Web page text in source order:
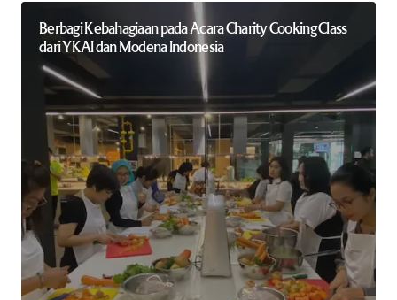
Berbagi Kebahagiaan pada Acara Charity Cooking Class
dari YKAI dan Modena Indonesia